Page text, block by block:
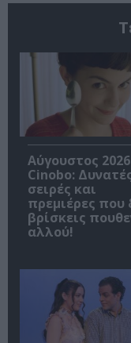
Αύγουστος
Cinobo:
σειρές και
πρεμιέρες που
βρίσκεις
αλλού!